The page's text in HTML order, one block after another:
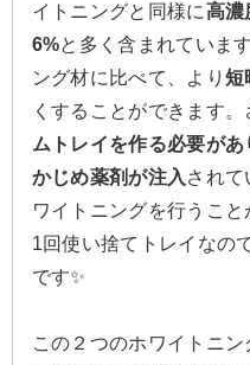
イトニングと同様に高濃
6%と多く含まれていま
ング材に比べて、より短
くすることができます。
ムトレイを作る必要があ
かじめ薬剤が注入 されて
ワイトニングを行うこ
1回使い捨てトレイなの
です✨
この２つのホワイトニ